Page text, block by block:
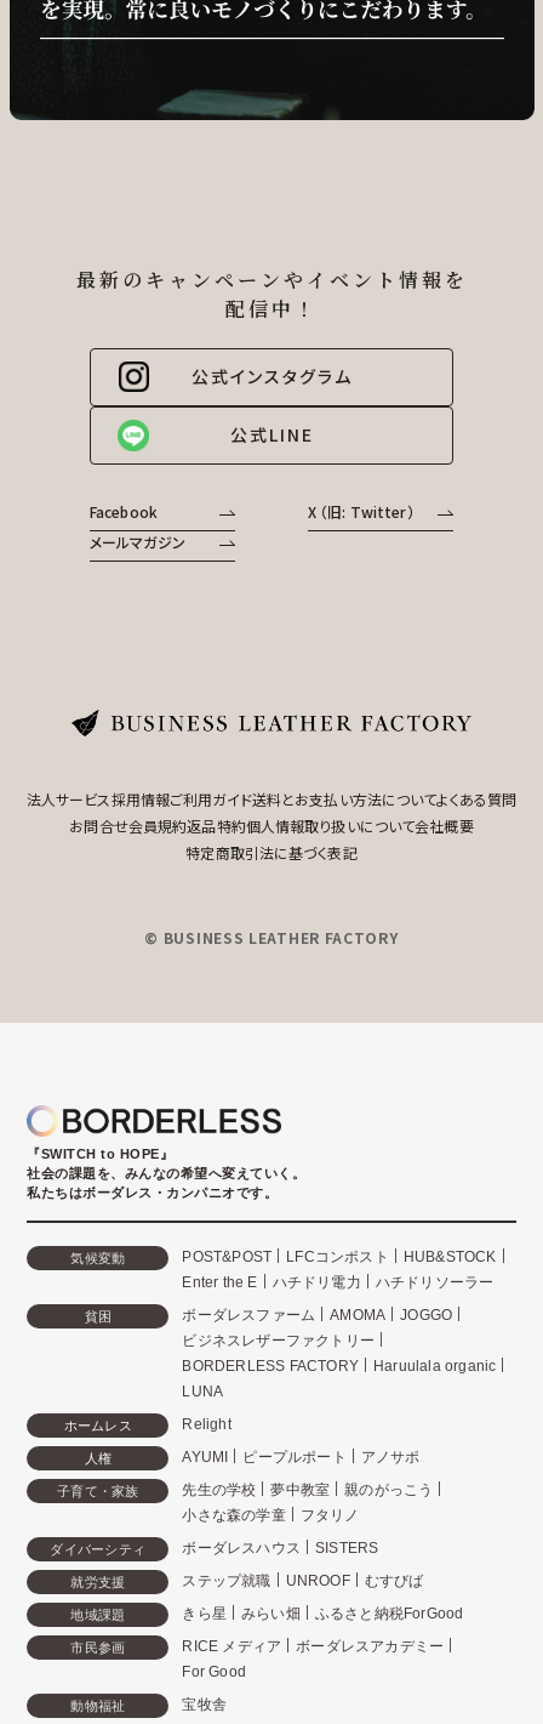
最新のキャンペーンやイベント情報を
配信中！
公式インスタグラム
公式LINE
Facebook
X （旧: Twitter）
メールマガジン
法人サービス採用情報ご利用ガイド送料とお支払い方法についてよくある質問
お問合せ会員規約返品特約個人情報取り扱いについて会社概要
特定商取引法に基づく表記
© BUSINESS LEATHER FACTORY
『SWITCH to HOPE』
社会の課題を、みんなの希望へ変えていく。
私たちはボーダレス・カンパニオです。
気候変動 POST&POST LFCコンポスト
HUB&STOCK
Enter the E
ハチドリ電力 ハチドリソーラー
貧困 ボーダレスファーム AMOMA
JOGGO
ビジネスレザーファクトリー
BORDERLESS FACTORY
Haruulala organic
LUNA
ホームレス Relight
人権 AYUMI ピープルポート アノサポ
子育て・家族 先生の学校 夢中教室
親のがっこう
小さな森の学童
フタリノ
ダイバーシティ ボーダレスハウス SISTERS
就労支援 ステップ就職 UNROOF むすびば
地域課題 きら星 みらい畑 ふるさと納税ForGood
市民参画 RICE メディア
ボーダレスアカデミー
For Good
動物福祉 宝牧舎